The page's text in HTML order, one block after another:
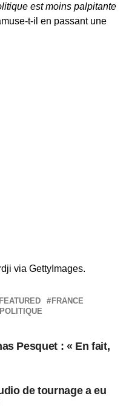
est moins palpitante
t-il en passant une
via GettyImages.
FEATURED
FRANCE
POLITIQUE
Pesquet : « En fait,
de tournage a eu